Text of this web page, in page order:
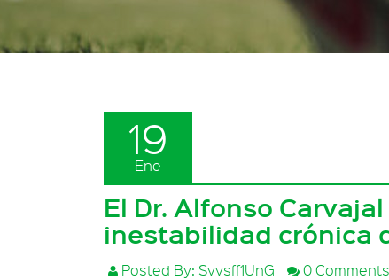
19
Ene
El Dr. Alfonso
inestabilidad crónica
Posted By: Svvsff1UnG 0 Comments